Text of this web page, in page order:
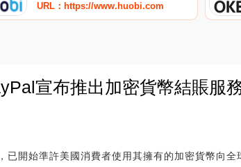
URL：https://www.huobi.com
宣布推出加密貨幣結賬服
開始準許美國消費者使用其擁有的加密貨幣向全